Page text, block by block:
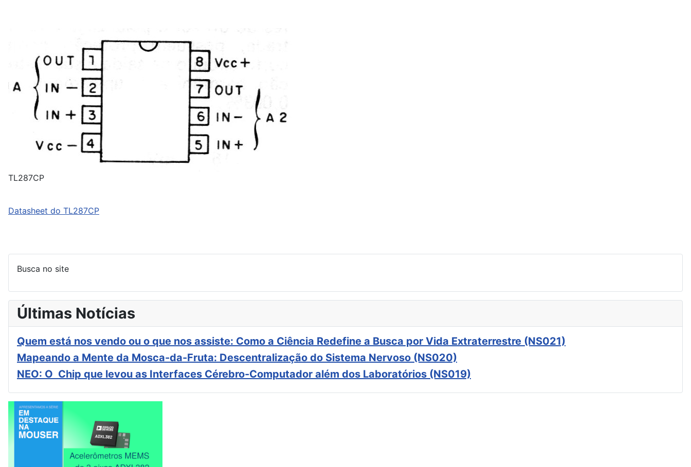
TL287CP
Datasheet do TL287CP
Busca no site
Últimas Notícias
Quem está nos vendo ou o que nos assiste: Como a Ciência Redefine a Busca por Vida Extraterrestre (NS021)
Mapeando a Mente da Mosca-da-Fruta: Descentralização do Sistema Nervoso (NS020)
NEO: O Chip que levou as Interfaces Cérebro-Computador além dos Laboratórios (NS019)